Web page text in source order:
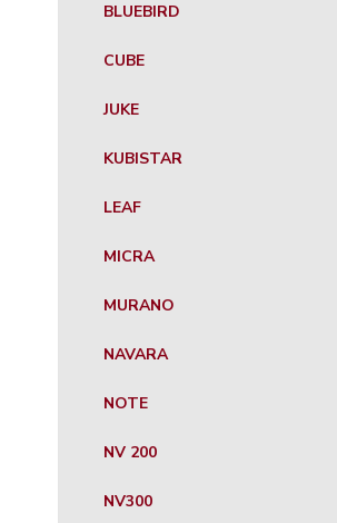
BLUEBIRD
CUBE
JUKE
KUBISTAR
LEAF
MICRA
MURANO
NAVARA
NOTE
NV 200
NV300